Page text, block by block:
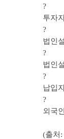
?
투자
?
법인
?
법인
?
납입
?
외국
(출처: